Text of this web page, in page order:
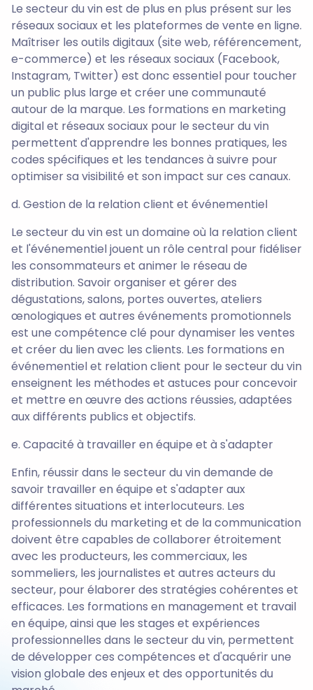
Le secteur du vin est de plus en plus présent sur les
réseaux sociaux et les plateformes de vente en ligne.
Maîtriser les outils digitaux (site web, référencement,
e-commerce) et les réseaux sociaux (Facebook,
Instagram, Twitter) est donc essentiel pour toucher
un public plus large et créer une communauté
autour de la marque. Les formations en marketing
digital et réseaux sociaux pour le secteur du vin
permettent d'apprendre les bonnes pratiques, les
codes spécifiques et les tendances à suivre pour
optimiser sa visibilité et son impact sur ces canaux.
d. Gestion de la relation client et événementiel
Le secteur du vin est un domaine où la relation client
et l'événementiel jouent un rôle central pour fidéliser
les consommateurs et animer le réseau de
distribution. Savoir organiser et gérer des
dégustations, salons, portes ouvertes, ateliers
œnologiques et autres événements promotionnels
est une compétence clé pour dynamiser les ventes
et créer du lien avec les clients. Les formations en
événementiel et relation client pour le secteur du vin
enseignent les méthodes et astuces pour concevoir
et mettre en œuvre des actions réussies, adaptées
aux différents publics et objectifs.
e. Capacité à travailler en équipe et à s'adapter
Enfin, réussir dans le secteur du vin demande de
savoir travailler en équipe et s'adapter aux
différentes situations et interlocuteurs. Les
professionnels du marketing et de la communication
doivent être capables de collaborer étroitement
avec les producteurs, les commerciaux, les
sommeliers, les journalistes et autres acteurs du
secteur, pour élaborer des stratégies cohérentes et
efficaces. Les formations en management et travail
en équipe, ainsi que les stages et expériences
professionnelles dans le secteur du vin, permettent
de développer ces compétences et d'acquérir une
vision globale des enjeux et des opportunités du